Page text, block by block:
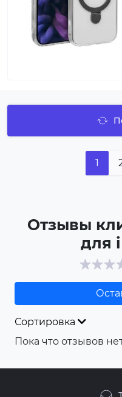
1
Отзывы
для
Сортировка
Пока что отзывов